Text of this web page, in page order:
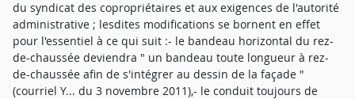
du syndicat des copropriétaires et aux exigences de l'autorité
administrative ; lesdites modifications se bornent en effet
pour l'essentiel à ce qui suit :- le bandeau horizontal du rez-
de-chaussée deviendra " un bandeau toute longueur à rez-
de-chaussée afin de s'intégrer au dessin de la façade "
(courriel Y... du 3 novembre 2011),- le conduit toujours de